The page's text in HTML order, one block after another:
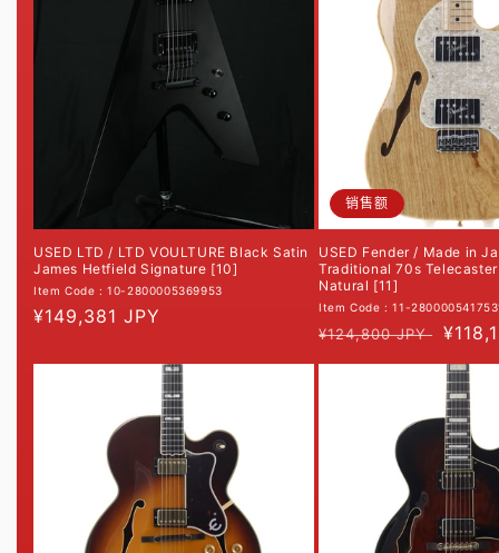
USED LTD / LTD VOULTURE Black Satin
James Hetfield Signature [10]
Item Code : 10-2800005369953
常
价
¥149,381 JPY
销售额
USED Fender / Made in
Traditional 70s
Natural [11]
Item Code : 11-
常
¥124,800 JPY
促
价